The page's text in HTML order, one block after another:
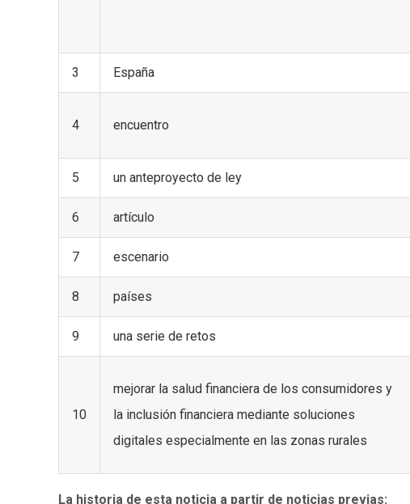
3 España
4 encuentro
5 un anteproyecto de ley
6 artículo
7 escenario
8 países
9 una serie de retos
10
mejorar la salud financiera de los consumidores y
la inclusión financiera mediante soluciones
digitales especialmente en las zonas rurales
La historia de esta noticia a partir de noticias previas: